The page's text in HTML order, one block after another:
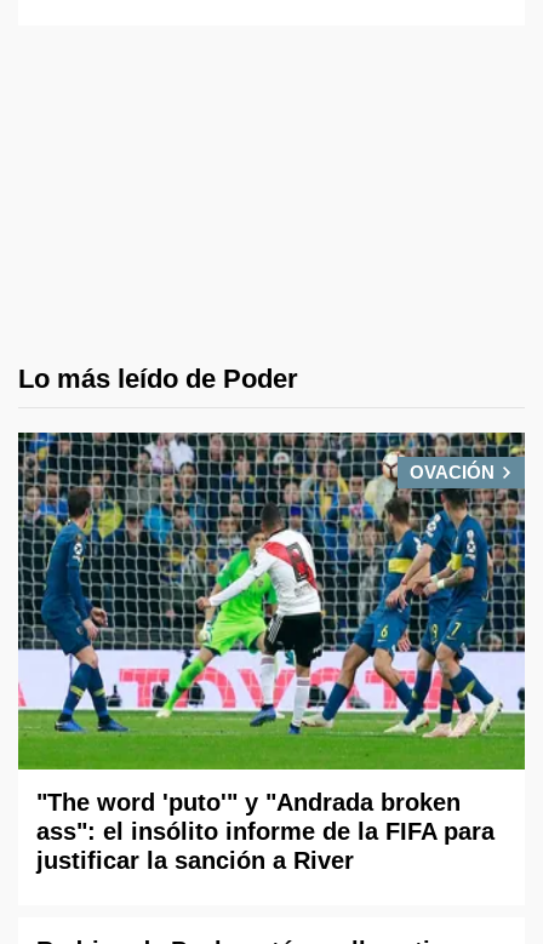
Lo más leído de Poder
OVACIÓN
"The word 'puto'" y "Andrada broken
ass": el insólito informe de la FIFA para
justificar la sanción a River